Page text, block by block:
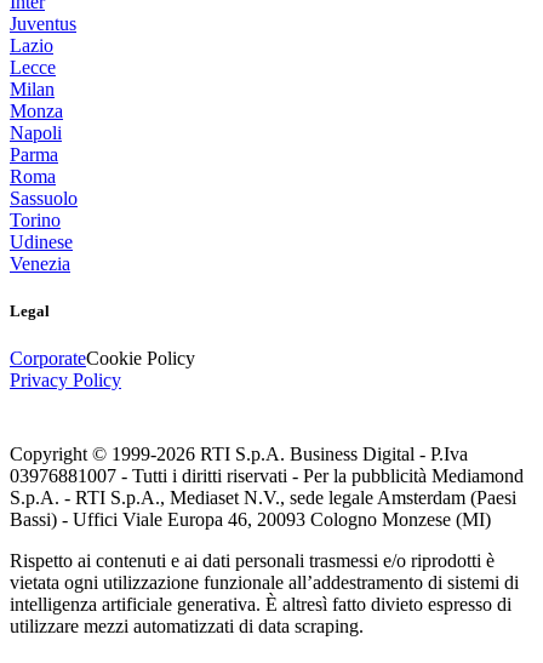
Juventus
Lazio
Lecce
Milan
Monza
Napoli
Parma
Roma
Sassuolo
Torino
Udinese
Venezia
Legal
CorporateCookie Policy
Privacy Policy
Copyright © 1999-2026 RTI S.p.A. Business Digital - P.Iva
03976881007 - Tutti i diritti riservati - Per la pubblicità Mediamond
S.p.A. - RTI S.p.A., Mediaset N.V., sede legale Amsterdam (Paesi
Bassi) - Uffici Viale Europa 46, 20093 Cologno Monzese (MI)
Rispetto ai contenuti e ai dati personali trasmessi e/o riprodotti è
vietata ogni utilizzazione funzionale all’addestramento di sistemi di
intelligenza artificiale generativa. È altresì fatto divieto espresso di
utilizzare mezzi automatizzati di data scraping.